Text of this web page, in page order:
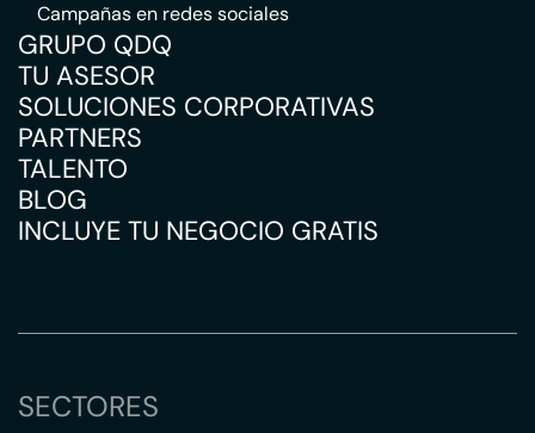
Campañas en redes sociales
GRUPO QDQ
TU ASESOR
SOLUCIONES CORPORATIVAS
PARTNERS
TALENTO
BLOG
INCLUYE TU NEGOCIO GRATIS
SECTORES